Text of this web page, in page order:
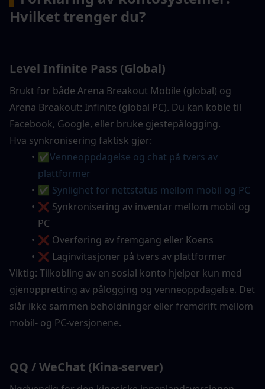
Hvilket trenger du?
Level Infinite Pass (Global)
Brukt for både Arena Breakout Mobile (global) og
Arena Breakout: Infinite (global PC). Du kan koble til
Facebook, Google, eller bruke gjestepålogging.
Hva synkronisering faktisk gjør:
✅Venneoppdagelse og chat på tvers av
plattformer
✅ Synlighet for nettstatus mellom mobil og PC
❌ Synkronisering av inventar mellom mobil og
PC
❌ Overføring av fremgang eller Koens
❌ Laginvitasjoner på tvers av plattformer
Viktig: Tilkobling av en sosial konto hjelper kun med
gjenoppretting av pålogging og venneoppdagelse. Det
slår ikke sammen beholdninger eller fremdrift mellom
mobil- og PC-versjonene.
QQ / WeChat (Kina-server)